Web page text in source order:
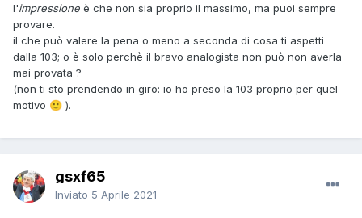
l'impressione è che non sia proprio il massimo, ma puoi sempre
provare.
il che può valere la pena o meno a seconda di cosa ti aspetti
dalla 103; o è solo perchè il bravo analogista non può non averla
mai provata ?
(non ti sto prendendo in giro: io ho preso la 103 proprio per quel
motivo 🙂 ).
gsxf65
Inviato 5 Aprile 2021